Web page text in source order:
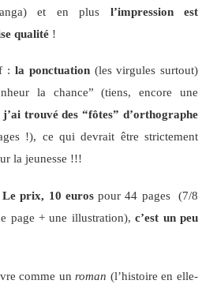
et en plus l’impression est
qualité!
: la ponctuation(les virgules surtout)
la chance” (tiens, encore une
j’ai trouvé des “fôtes” d’orthographe
!), ce qui devrait être strictement
la jeunesse !!!
Le prix, 10 eurospour 44 pages (7/8
page + une illustration),c’est un peu
comme unroman (l’histoire en elle-